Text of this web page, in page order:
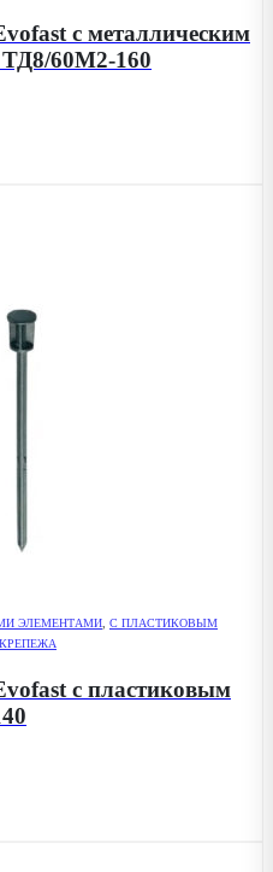
с металлическим
ТД8/60М2-160
ЭЛЕМЕНТАМИ, С ПЛАСТИКОВЫМ
с пластиковым